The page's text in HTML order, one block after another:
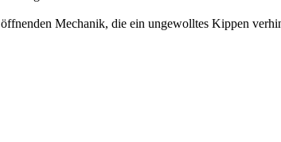
Mechanik, die ein ungewolltes Kippen